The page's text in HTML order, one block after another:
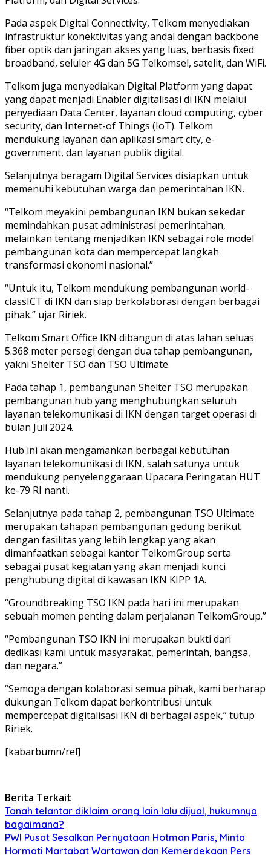
Pada aspek Digital Connectivity, Telkom menyediakan
infrastruktur konektivitas yang andal dengan backbone
fiber optik dan jaringan akses yang luas, berbasis fixed
broadband, seluler 4G dan 5G Telkomsel, satelit, dan WiFi.
Telkom juga menyediakan Digital Platform yang dapat
yang dapat menjadi Enabler digitalisasi di IKN melalui
penyediaan Data Center, layanan cloud computing, cyber
security, dan Internet-of Things (IoT). Telkom
mendukung layanan dan aplikasi smart city, e-
government, dan layanan publik digital.
Selanjutnya beragam Digital Services disiapkan untuk
memenuhi kebutuhan warga dan pemerintahan IKN.
“Telkom meyakini pembangunan IKN bukan sekedar
memindahkan pusat administrasi pemerintahan,
melainkan tentang menjadikan IKN sebagai role model
pembangunan kota dan mempercepat langkah
transformasi ekonomi nasional.”
“Untuk itu, Telkom mendukung pembangunan world-
classICT di IKN dan siap berkolaborasi dengan berbagai
pihak.” ujar Ririek.
Telkom Smart Office IKN dibangun di atas lahan seluas
5.368 meter persegi dengan dua tahap pembangunan,
yakni Shelter TSO dan TSO Ultimate.
Pada tahap 1, pembangunan Shelter TSO merupakan
pembangunan hub yang menghubungkan seluruh
layanan telekomunikasi di IKN dengan target operasi di
bulan Juli 2024.
Hub ini akan mengamankan berbagai kebutuhan
layanan telekomunikasi di IKN, salah satunya untuk
mendukung penyelenggaraan Upacara Peringatan HUT
ke-79 RI nanti.
Selanjutnya pada tahap 2, pembangunan TSO Ultimate
merupakan tahapan pembangunan gedung berikut
dengan fasilitas yang lebih lengkap yang akan
dimanfaatkan sebagai kantor TelkomGroup serta
sebagai pusat kegiatan yang akan menjadi kunci
penghubung digital di kawasan IKN KIPP 1A.
“Groundbreaking TSO IKN pada hari ini merupakan
sebuah momen penting dalam perjalanan TelkomGroup.”
“Pembangunan TSO IKN ini merupakan bukti dari
dedikasi kami untuk masyarakat, pemerintah, bangsa,
dan negara.”
“Semoga dengan kolaborasi semua pihak, kami berharap
dukungan Telkom dapat berkontribusi untuk
mempercepat digitalisasi IKN di berbagai aspek,” tutup
Ririek.
[kabarbumn/rel]
Berita Terkait
Tanah telantar diklaim orang lain lalu dijual, hukumnya
bagaimana?
PWI Pusat Sesalkan Pernyataan Hotman Paris, Minta
Hormati Martabat Wartawan dan Kemerdekaan Pers